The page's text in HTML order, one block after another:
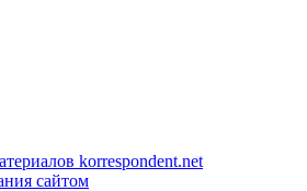
korrespondent.net
сайтом